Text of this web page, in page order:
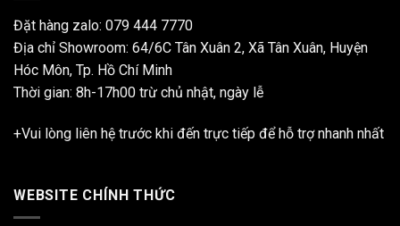
Đặt hàng zalo: 079 444 7770
Địa chỉ Showroom: 64/6C Tân Xuân 2, Xã Tân Xuân, Huyện
Hóc Môn, Tp. Hồ Chí Minh
Thời gian: 8h-17h00 trừ chủ nhật, ngày lễ
+Vui lòng liên hệ trước khi đến trực tiếp để hỗ trợ nhanh nhất
WEBSITE CHÍNH THỨC